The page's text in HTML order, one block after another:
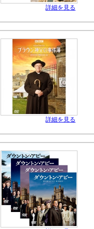
詳細を見る
詳細を見る